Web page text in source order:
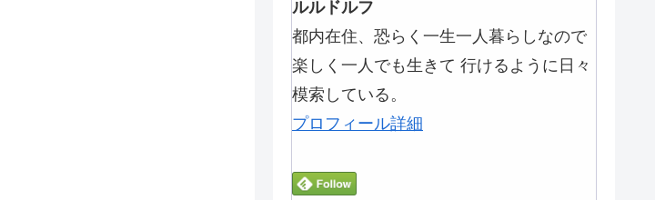
ルルドルフ
都内在住、恐らく一生一人暮らしなので
楽しく一人でも生きて 行けるように日々
模索している。
プロフィール詳細